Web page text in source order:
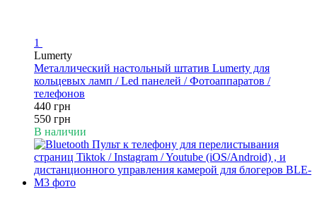
1
Lumerty
Металлический настольный штатив Lumerty для
кольцевых ламп / Led панелей / Фотоаппаратов /
телефонов
440 грн
550 грн
В наличии